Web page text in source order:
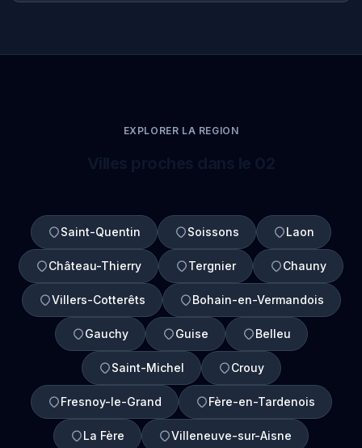
EXPLORER LA REGION
Saint-Quentin Soissons Laon
Château-Thierry Tergnier Chauny
Villers-Cotterêts Bohain-en-Vermandois
Gauchy Guise Belleu
Saint-Michel Crouy
Fresnoy-le-Grand Fère-en-Tardenois
La Fère Villeneuve-sur-Aisne